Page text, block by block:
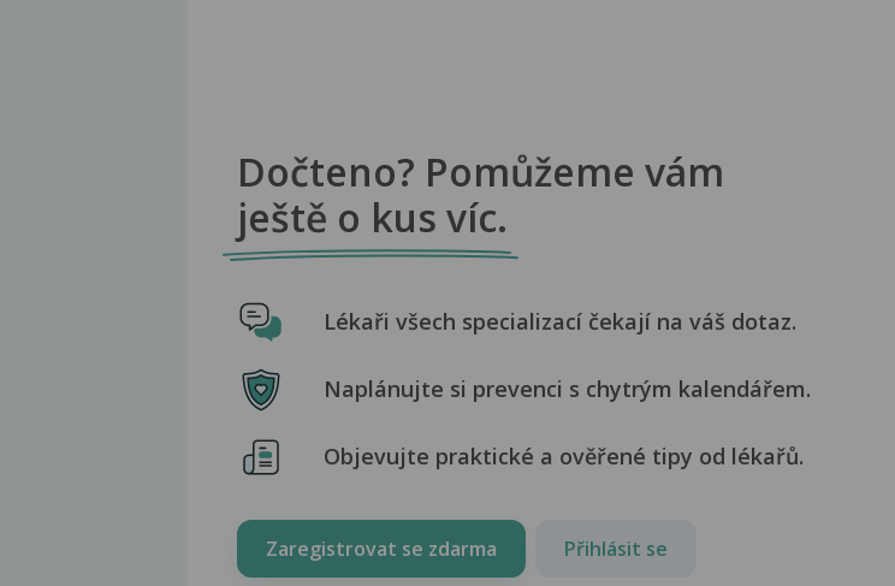
Dočteno? Pomůžeme vám
ještě o kus víc.
Lékaři všech specializací čekají na váš dotaz.
Naplánujte si prevenci s chytrým kalendářem.
Objevujte praktické a ověřené tipy od lékařů.
Zaregistrovat se zdarma Přihlásit se